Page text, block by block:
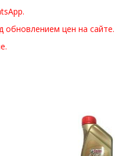
цен на сайте.